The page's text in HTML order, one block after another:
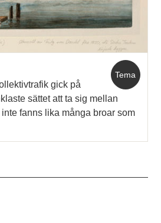
Tema
gick på
sättet att ta sig mellan
fanns lika många broar som